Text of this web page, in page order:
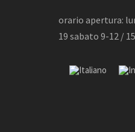
orario apertura:
19 sabato 9-12 /